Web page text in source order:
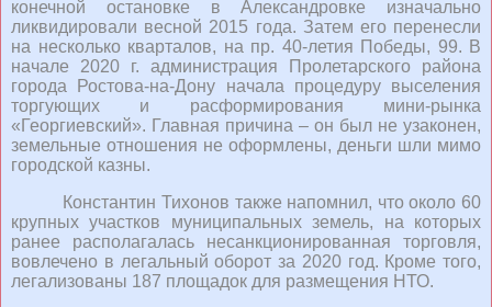
конечной остановке в Александровке изначально
ликвидировали весной 2015 года. Затем его перенесли
на несколько кварталов, на пр. 40-летия Победы, 99. В
начале 2020 г. администрация Пролетарского района
города Ростова-на-Дону начала процедуру выселения
торгующих и расформирования мини-рынка
«Георгиевский». Главная причина – он был не узаконен,
земельные отношения не оформлены, деньги шли мимо
городской казны.
Константин Тихонов также напомнил, что около 60
крупных участков муниципальных земель, на которых
ранее располагалась несанкционированная торговля,
вовлечено в легальный оборот за 2020 год. Кроме того,
легализованы 187 площадок для размещения НТО.